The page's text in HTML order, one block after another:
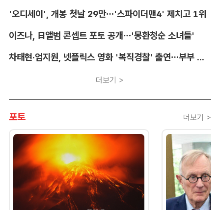
'오디세이', 개봉 첫날 29만…'스파이더맨4' 제치고 1위
이즈나, 日앨범 콘셉트 포토 공개…'몽환청순 소녀들'
차태현·엄지원, 넷플릭스 영화 '복직경찰' 출연…부부 호흡
더보기 >
포토 더보기 >